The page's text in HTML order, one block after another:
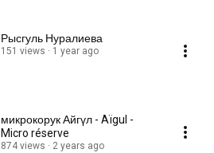
Рысгуль Нуралиева
151 views 1 year ago
микрокорук Айгүл - Aïgul -
Micro réserve
874 views 2 years ago